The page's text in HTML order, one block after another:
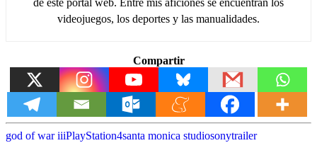
videojuegos, los deportes y las manualidades.
Compartir
god of war iiiPlayStation4santa monica studiosonytrailer